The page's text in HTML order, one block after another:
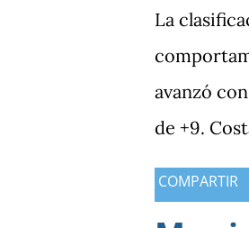
La
avanzó
de +9.
Antigua y
COMPARTIR